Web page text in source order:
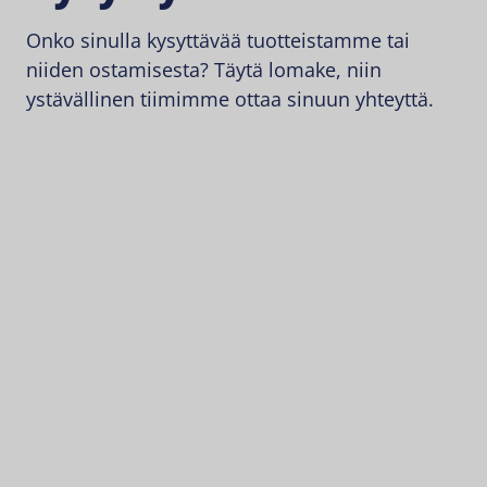
Onko sinulla kysyttävää tuotteistamme tai
niiden ostamisesta? Täytä lomake, niin
ystävällinen tiimimme ottaa sinuun yhteyttä.